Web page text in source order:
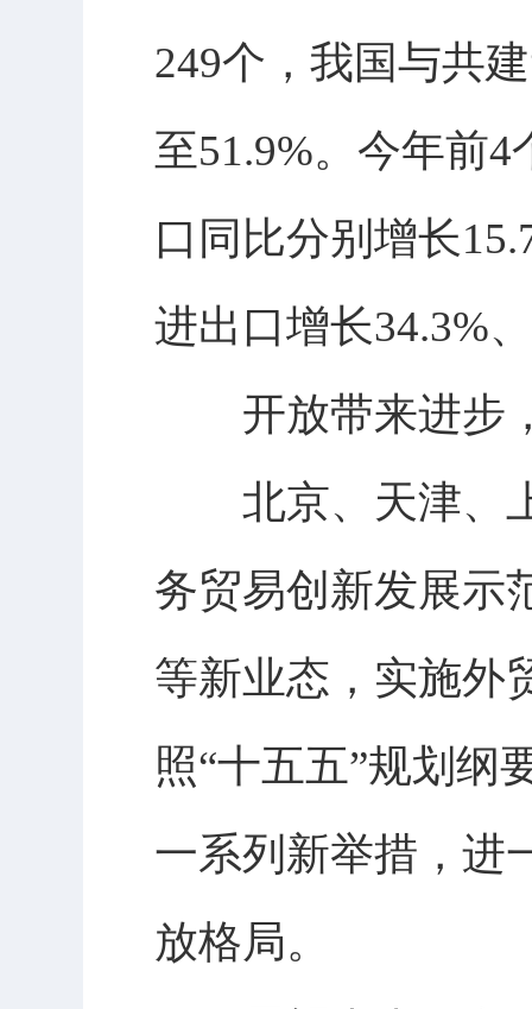
249个，我国与共
至51.9%。今年前
口同比分别增长
进出口增长34.3%
开放带来进步
北京、天津、上
务贸易创新发展示
等新业态，实施
照“十五五”规划纲
一系列新举措，进
放格局。